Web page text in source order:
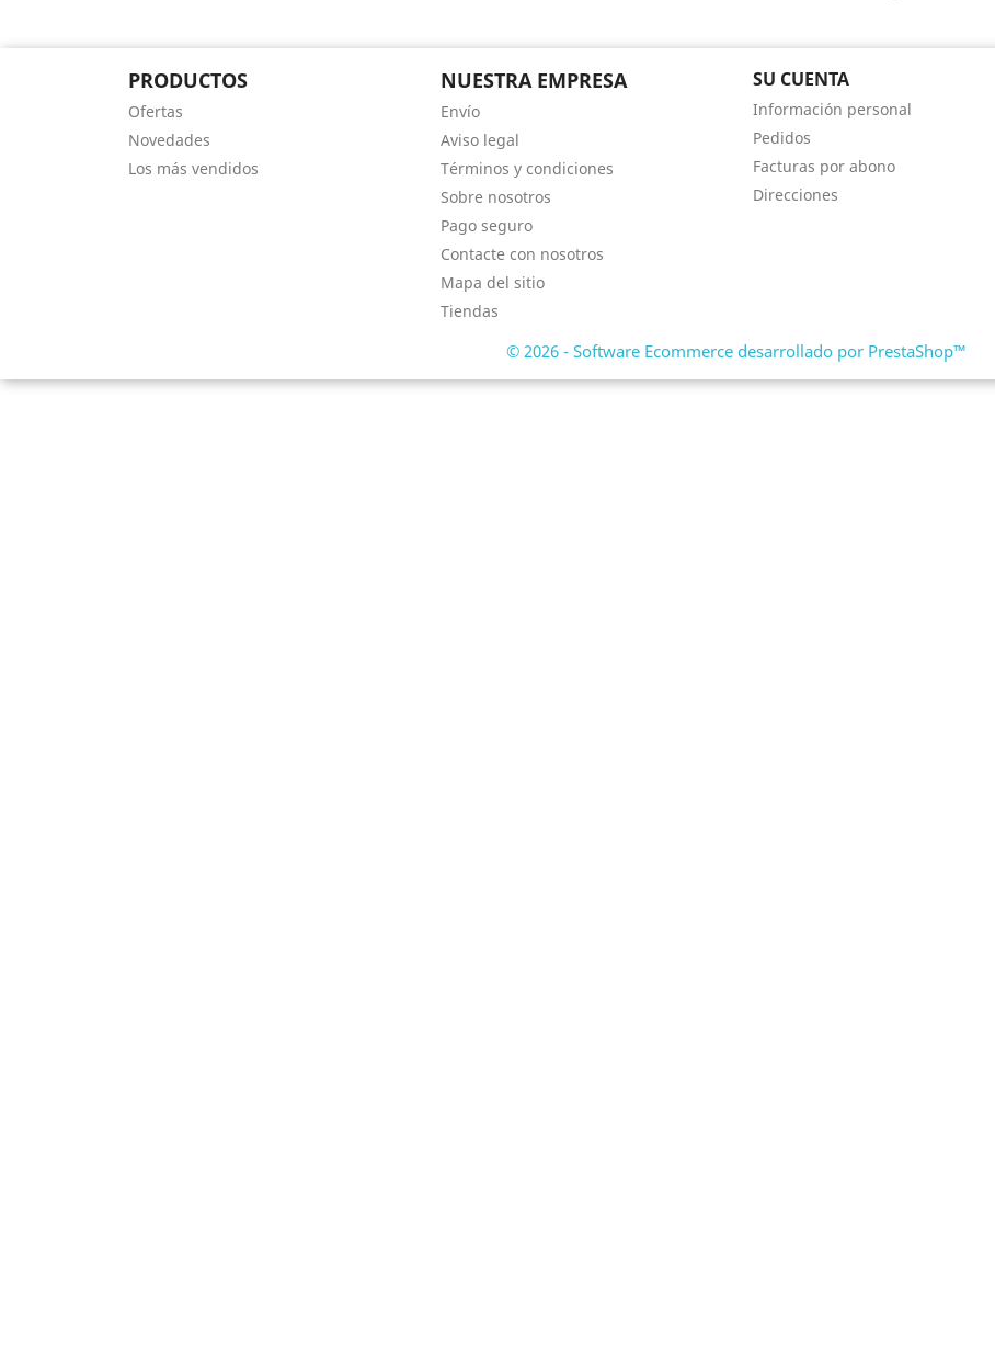
PRODUCTOS
Ofertas
Novedades
Los más vendidos
NUESTRA EMPRESA
Envío
Aviso legal
Términos y condiciones
Sobre nosotros
Pago seguro
Contacte con nosotros
Mapa del sitio
Tiendas
SU CUENTA
Información personal
Pedidos
Facturas por abono
Direcciones
© 2026 - Software Ecommerce desarrollado por PrestaShop™